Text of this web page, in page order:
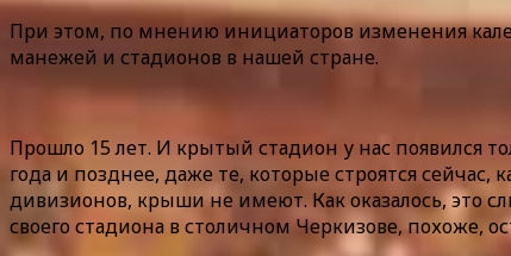
При этом, по мнению инициаторов изменения
манежей и стадионов в нашей стране.
Прошло 15 лет. И крытый стадион у нас появился
года и позднее, даже те, которые строятся
дивизионов, крыши не имеют. Как оказалось, это
своего стадиона в столичном Черкизове, похоже,